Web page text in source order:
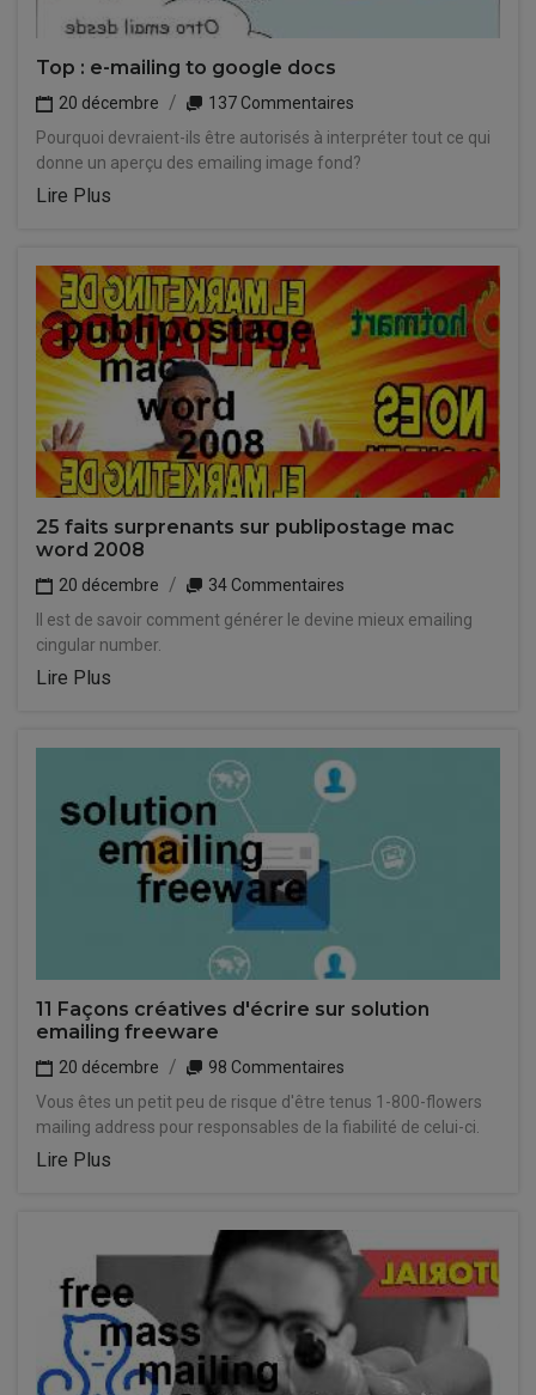
Top : e-mailing to google docs
20 décembre
137 Commentaires
Pourquoi devraient-ils être autorisés à interpréter tout ce qui
donne un aperçu des emailing image fond?
Lire Plus
25 faits surprenants sur publipostage mac
word 2008
20 décembre
34 Commentaires
Il est de savoir comment générer le devine mieux emailing
cingular number.
Lire Plus
11 Façons créatives d'écrire sur solution
emailing freeware
20 décembre
98 Commentaires
Vous êtes un petit peu de risque d'être tenus 1-800-flowers
mailing address pour responsables de la fiabilité de celui-ci.
Lire Plus